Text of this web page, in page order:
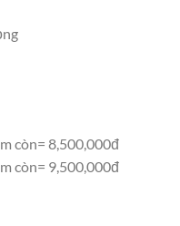
còn= 8,500,000đ
còn= 9,500,000đ